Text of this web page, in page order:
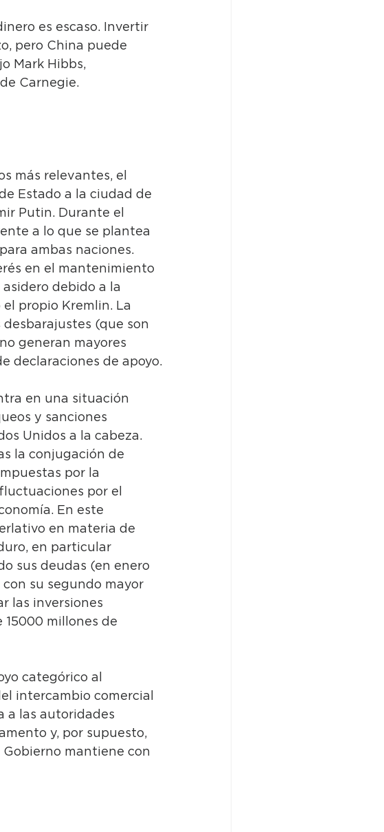
es escaso. Invertir
pero China puede
Mark Hibbs,
Carnegie.
más relevantes, el
Estado a la ciudad de
Putin. Durante el
a lo que se plantea
ambas naciones.
en el mantenimiento
debido a la
propio Kremlin. La
(que son
generan mayores
declaraciones de apoyo.
en una situación
y sanciones
Unidos a la cabeza.
la conjugación de
por la
por el
En este
en materia de
en particular
sus deudas (en enero
su segundo mayor
las inversiones
15000 millones de
categórico al
intercambio comercial
a las autoridades
y, por supuesto,
mantiene con